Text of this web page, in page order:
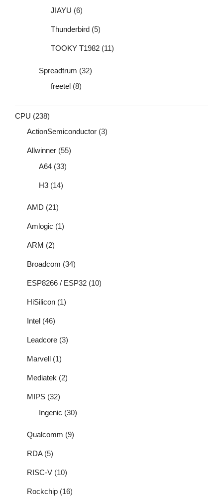
JIAYU (6)
Thunderbird (5)
TOOKY T1982 (11)
Spreadtrum (32)
freetel (8)
CPU (238)
ActionSemiconductor (3)
Allwinner (55)
A64 (33)
H3 (14)
AMD (21)
Amlogic (1)
ARM (2)
Broadcom (34)
ESP8266 / ESP32 (10)
HiSilicon (1)
Intel (46)
Leadcore (3)
Marvell (1)
Mediatek (2)
MIPS (32)
Ingenic (30)
Qualcomm (9)
RDA(5)
RISC-V (10)
Rockchip (16)